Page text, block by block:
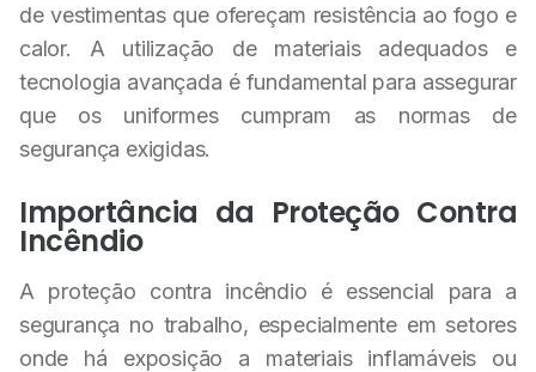
de vestimentas que ofereçam resistência ao fogo e
calor. A utilização de materiais adequados e
tecnologia avançada é fundamental para assegurar
que os uniformes cumpram as normas de
segurança exigidas.
Importância da Proteção Contra
Incêndio
A proteção contra incêndio é essencial para a
segurança no trabalho, especialmente em setores
onde há exposição a materiais inflamáveis ou